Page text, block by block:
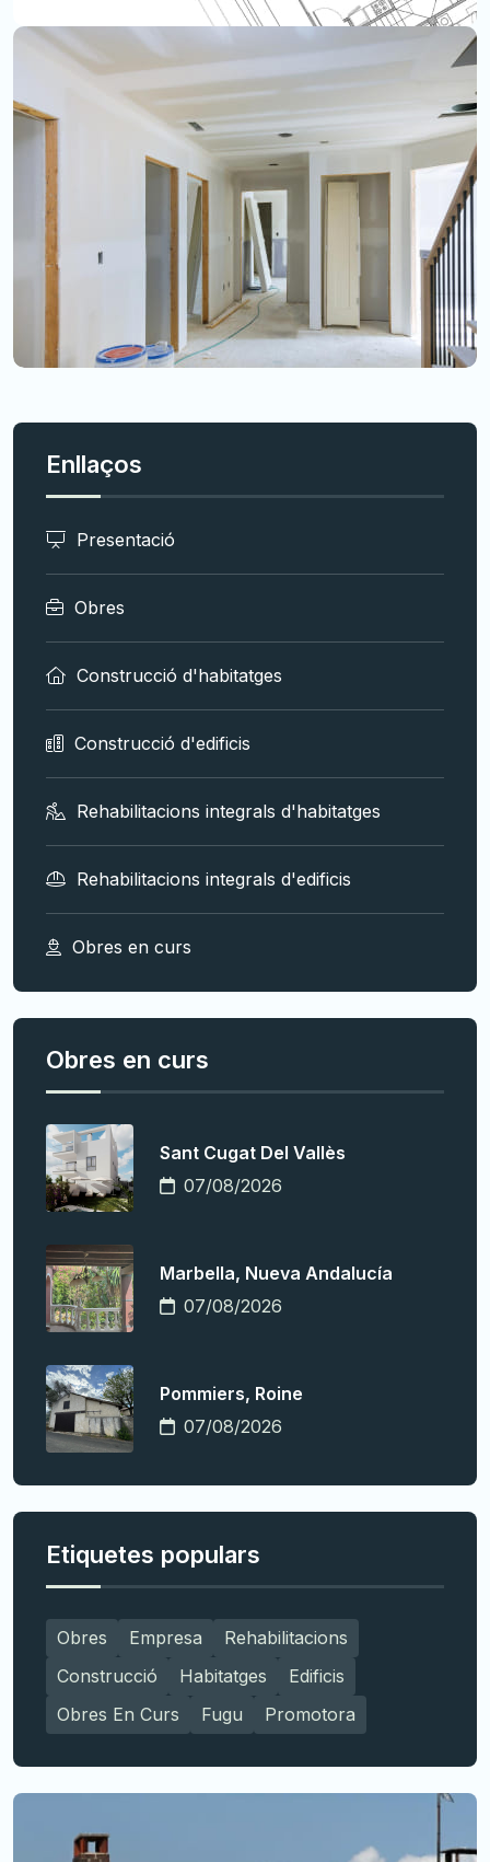
Enllaços
Presentació
Obres
Construcció d'habitatges
Construcció d'edificis
Rehabilitacions integrals d'habitatges
Rehabilitacions integrals d'edificis
Obres en curs
Obres en curs
Sant Cugat Del Vallès
07/08/2026
Marbella, Nueva Andalucía
07/08/2026
Pommiers, Roine
07/08/2026
Etiquetes populars
Obres Empresa
Rehabilitacions
Construcció
Habitatges
Edificis
Obres En Curs
Fugu Promotora